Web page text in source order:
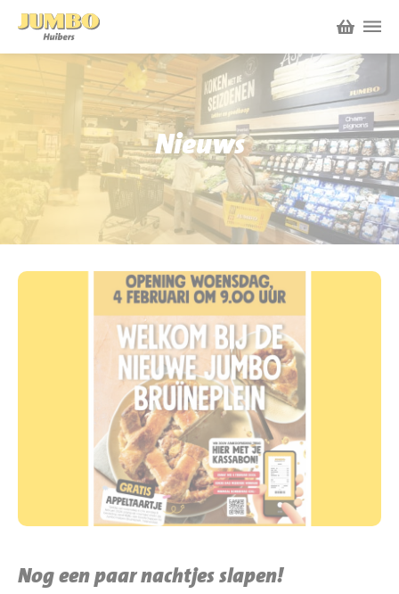
Winkels
P.W.A. Park
Bruïneplein
Nieuws
Acties
Werken bij Jumbo Huibers
Vacatures en Solliciteren
Werken en leren
Jumbo.com
BBQ gigant webshop
Jumbo Huibers Specials
Nieuws
Nog een paar nachtjes slapen!